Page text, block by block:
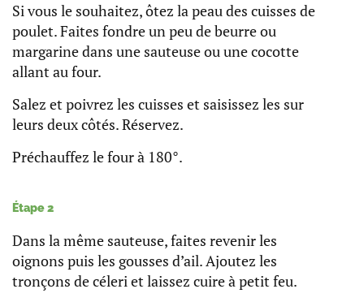
Si vous le souhaitez, ôtez la peau des cuisses de
poulet. Faites fondre un peu de beurre ou
margarine dans une sauteuse ou une cocotte
allant au four.
Salez et poivrez les cuisses et saisissez les sur
leurs deux côtés. Réservez.
Préchauffez le four à 180°.
Étape 2
Dans la même sauteuse, faites revenir les
oignons puis les gousses d’ail. Ajoutez les
tronçons de céleri et laissez cuire à petit feu.